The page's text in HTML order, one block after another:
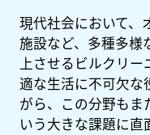
現代社会において、
施設など、多種多様
上させるビルクリー
適な生活に不可欠な
がら、この分野もま
いう大きな課題に直